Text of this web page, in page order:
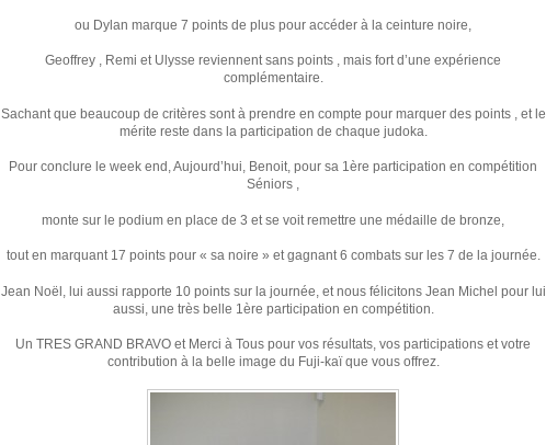
ou Dylan marque 7 points de plus pour accéder à la ceinture noire,
Geoffrey , Remi et Ulysse reviennent sans points , mais fort d’une expérience
complémentaire.
Sachant que beaucoup de critères sont à prendre en compte pour marquer des points , et le
mérite reste dans la participation de chaque judoka.
Pour conclure le week end, Aujourd’hui, Benoit, pour sa 1ère participation en compétition
Séniors ,
monte sur le podium en place de 3 et se voit remettre une médaille de bronze,
tout en marquant 17 points pour « sa noire » et gagnant 6 combats sur les 7 de la journée.
Jean Noël, lui aussi rapporte 10 points sur la journée, et nous félicitons Jean Michel pour lui
aussi, une très belle 1ère participation en compétition.
Un TRES GRAND BRAVO et Merci à Tous pour vos résultats, vos participations et votre
contribution à la belle image du Fuji-kaï que vous offrez.